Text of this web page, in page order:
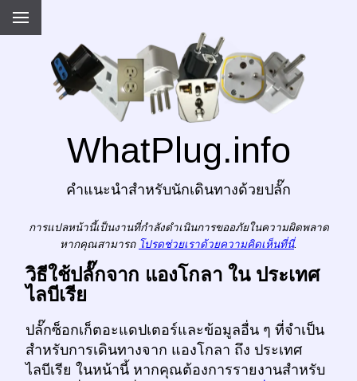
WhatPlug.info
คำแนะนำสำหรับนักเดินทางด้วยปลั๊ก
การแปลหน้านี้เป็นงานที่กำลังดำเนินการขออภัยในความผิดพลาด
หากคุณสามารถ โปรดช่วยเราด้วยความคิดเห็นที่นี่.
วิธีใช้ปลั๊กจาก แองโกลา ใน ประเทศ
ไลบีเรีย
ปลั๊กซ็อกเก็ตอะแดปเตอร์และข้อมูลอื่น ๆ ที่จำเป็น
สำหรับการเดินทางจาก แองโกลา ถึง ประเทศ
ไลบีเรีย ในหน้านี้ หากคุณต้องการรายงานสำหรับ